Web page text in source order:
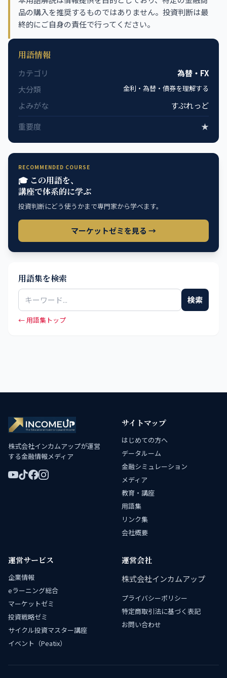
品の購入を推奨するものではありません。投資判断は最
終的にご自身の責任で行ってください。
用語情報
カテゴリ
為替・FX
大分類
金利・為替・債券を理解する
よみがな
すぷれっど
重要度
★
RECOMMENDED COURSE
🎓 この用語を、
講座で体系的に学ぶ
投資判断にどう使うかまで専門家から学べます。
マーケットゼミを見る →
用語集を検索
検索
← 用語集トップ
株式会社インカムアップが運営
する金融情報メディア
サイトマップ
はじめての方へ
データルーム
金融シミュレーション
メディア
教育・講座
用語集
リンク集
会社概要
運営サービス
企業情報
eラーニング総合
マーケットゼミ
投資戦略ゼミ
サイクル投資マスター講座
イベント（Peatix）
運営会社
株式会社インカムアップ
プライバシーポリシー
特定商取引法に基づく表記
お問い合わせ